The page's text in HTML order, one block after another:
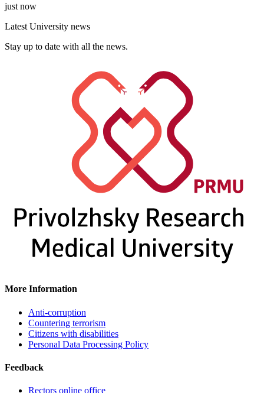
just now
Latest University news
Stay up to date with all the news.
More Information
Anti-corruption
Countering terrorism
Citizens with disabilities
Personal Data Processing Policy
Feedback
Rectors online office